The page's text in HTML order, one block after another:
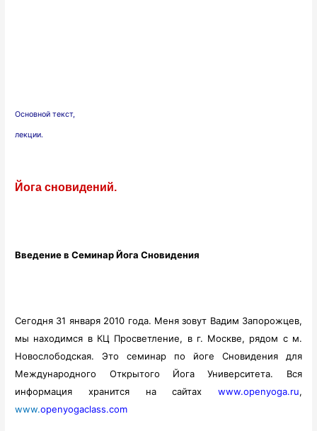
Основной текст,
лекции.
Йога сновидений.
Введение в Семинар Йога Сновидения
Сегодня 31 января 2010 года. Меня зовут Вадим Запорожцев,
мы находимся в КЦ Просветление, в г. Москве, рядом с м.
Новослободская. Это семинар по йоге Сновидения для
Международного Открытого Йога Университета. Вся
информация хранится на сайтах www.openyoga.ru,
www.openyogaclass.com